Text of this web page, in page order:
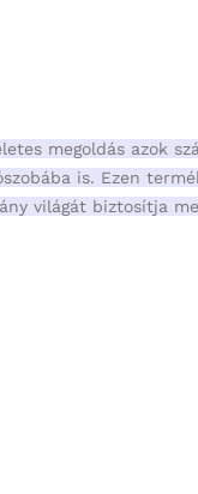
megoldás azok
is. Ezen
világát biztosítja